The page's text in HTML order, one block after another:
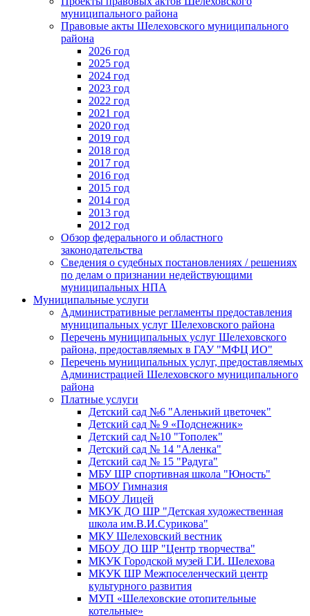
муниципального района
Правовые акты Шелеховского муниципального
района
2026 год
2025 год
2024 год
2023 год
2022 год
2021 год
2020 год
2019 год
2018 год
2017 год
2016 год
2015 год
2014 год
2013 год
2012 год
Обзор федерального и областного
законодательства
Сведения о судебных постановлениях / решениях
по делам о признании недействующими
муниципальных НПА
Муниципальные услуги
Административные регламенты предоставления
муниципальных услуг Шелеховского района
Перечень муниципальных услуг Шелеховского
района, предоставляемых в ГАУ "МФЦ ИО"
Перечень муниципальных услуг, предоставляемых
Администрацией Шелеховского муниципального
района
Платные услуги
Детский сад №6 "Аленький цветочек"
Детский сад № 9 «Подснежник»
Детский сад №10 "Тополек"
Детский сад № 14 "Аленка"
Детский сад № 15 "Радуга"
МБУ ШР спортивная школа "Юность"
МБОУ Гимназия
МБОУ Лицей
МКУК ДО ШР "Детская художественная
школа им.В.И.Сурикова"
МКУ Шелеховский вестник
МБОУ ДО ШР "Центр творчества"
МКУК Городской музей Г.И. Шелехова
МКУК ШР Межпоселенческий центр
культурного развития
МУП «Шелеховские отопительные
котельные»